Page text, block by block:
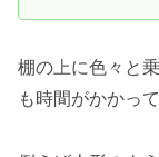
棚の上に色々と
も時間がかかっ